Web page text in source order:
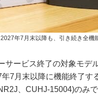
年7月末以降も、引き続き全機
サービス終了の対象モデ
7月末以降に機能終了す
、CUHJ-15004)のみ